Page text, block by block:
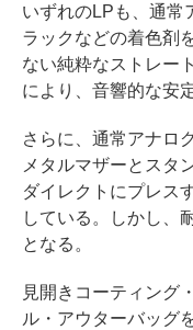
いずれのLPも、通常
ラックなどの着色剤
ない純粋なストレー
により、音響的な安
さらに、通常アナロ
メタルマザーとスタ
ダイレクトにプレス
している。しかし、
となる。
見開きコーティング
ル・アウターバッグ